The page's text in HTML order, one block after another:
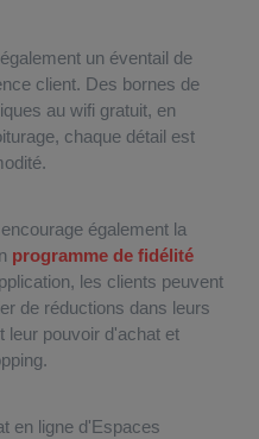
un éventail de
client. Des bornes de
au wifi gratuit, en
chaque détail est
encourage également la
programme de fidélité
les clients peuvent
de réductions dans leurs
leur pouvoir d'achat et
en ligne d'Espaces